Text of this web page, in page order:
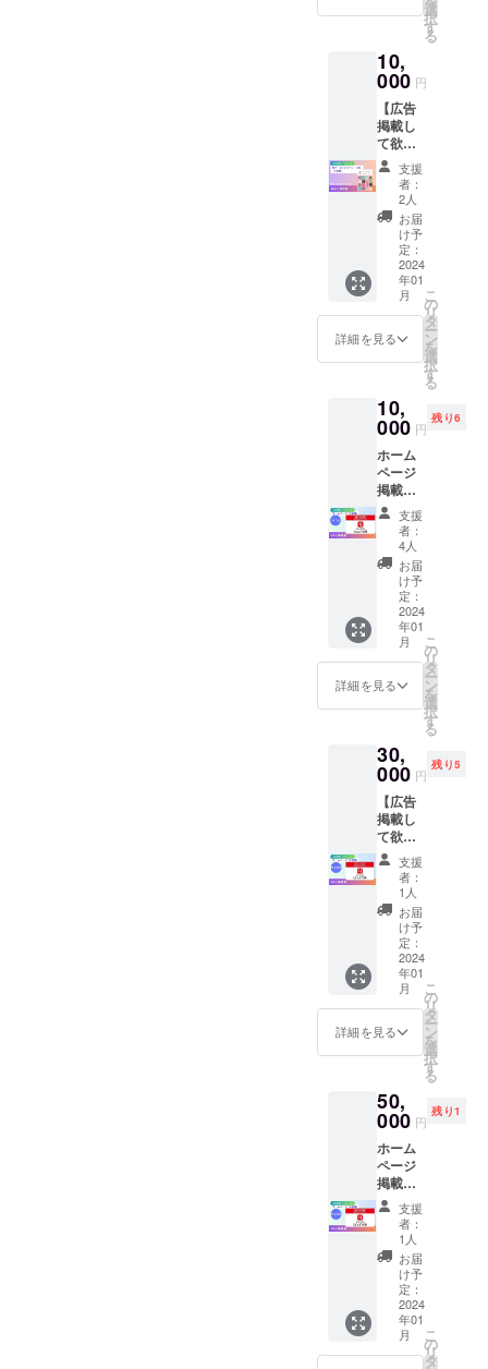
分の役
あっ
た。 12
月号
高次脳
機能障
害 病
気をす
る前は
決して
見えな
かった
障
害者に
なって
初めて
見えた
世界が
人に伝
えたい
著 後遺
残って
しまっ
た時、
回復の
方法は
支援者
も分か
らな
い。残
された
能力を
活かし
て独自
の方法
を考
え、メ
ンタル
状況で
したが
毎日挑
戦する
ことは
面白
かっ
た！40
年間の
リアル
な生き
様から
得た当
事者の
知恵。
①高次
脳機能
要なこ
と40 障
とをど
んな風
に伝え
れば良
いか支
援者も
知らな
かっ
た。試
行錯誤
して悲
痛な訴
らない
様に柔
書きま
した。
の心を
伝える
ことや
支援の
心得に
もなる
本で
す。 ②
大切な
ものは
目に見
えない
選
択
す
る
10,
000 円
【広告
掲載し
て欲し
い！】
冊子 A
４１
ペー
ジ ⅙
枠 （1
年間）
・「脳
に何か
があっ
たと
き」に
貴社
は個
人）の
バナー
やお名
前を約1
年間掲
載する
権利で
す。 ・
理念に
協賛い
ただけ
る、あ
なたの
応援が
わたし
たちの
失語症
をはじ
め、障
害を持
つ方に
理解の
ある広
告内容
であれ
ば、
ジャン
ルは問
いませ
ん。 ※
掲載期
間 2024
年1月
ディン
グ終了
ら2024
年12月
まで ※
掲載サ
イズや
受け渡
し方法
など ・
掲載サ
イズ：
A４１
ペー
支援
者：
2人
お届
け予
定：
2024
年01
月
詳細を見る
こ
の
リ
タ
ー
ン
を
選
択
す
る
10,
000 円
残り6
ホーム
ページ
掲載 1
年 サ
イズ小
【広告
掲載し
て欲し
い！】
ホーム
ページ
（1年
間） ・
「Re
ジョブ
大阪」
ページ
に貴社
（また
は個
人）の
バナー
やお名
前を約1
年間掲
載する
権利で
す。 ・
理念に
協賛い
ただけ
る、あ
なたの
力にな
りま
す。 ・
失語症
をはじ
め、障
害を持
つ方に
理解の
ある広
告内容
であれ
ば、
ジャン
ルは問
いませ
支援
者：
4人
お届
け予
定：
2024
年01
月
詳細を見る
こ
の
リ
タ
ー
ン
を
選
択
す
る
30,
000 円
残り5
【広告
掲載し
て欲し
い！】
ホーム
ページ
（1年
間）掲
載サイ
ズ中 ・
「Re
ジョブ
大阪」
ホーム
ページ
に貴社
は個
人）の
バナー
やお名
前を約1
年間掲
載する
権利で
す。 ・
理念に
協賛い
ただけ
る、あ
なたの
応援が
わたし
支援
者：
1人
お届
け予
定：
2024
年01
月
詳細を見る
こ
の
リ
タ
ー
ン
を
選
択
す
る
50,
000 円
残り1
ホーム
ページ
掲載 1
年 サ
イズ大
【広告
掲載し
て欲し
い！】
ホーム
ページ
（1年
間） ・
支援
者：
1人
お届
け予
定：
2024
年01
月
こ
の
リ
タ